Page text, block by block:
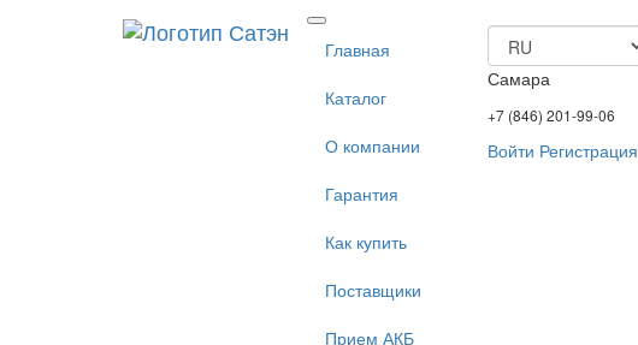
Главная
Каталог
О компании
Гарантия
Как купить
Поставщики
Прием АКБ
Самара
+7 (846) 201-99-06
Войти Регистрация